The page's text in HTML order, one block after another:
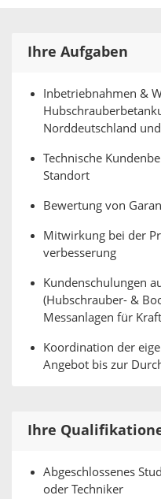
Ihre Aufgaben
Inbetriebnahmen &
Norddeutschland
Technische
Standort
Bewertung von
Mitwirkung bei der
verbesserung
Kundenschulungen
(Hubschrauber- &
Messanlagen für
Koordination der
Angebot bis zur
Ihre
Abgeschlossenes
oder Techniker